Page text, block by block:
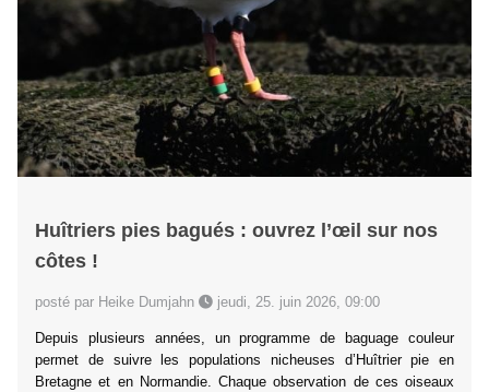
Huîtriers pies bagués : ouvrez l’œil sur nos
côtes !
posté par Heike Dumjahn jeudi, 25. juin 2026, 09:00
Depuis plusieurs années, un programme de baguage couleur
permet de suivre les populations nicheuses d’Huîtrier pie en
Bretagne et en Normandie. Chaque observation de ces oiseaux